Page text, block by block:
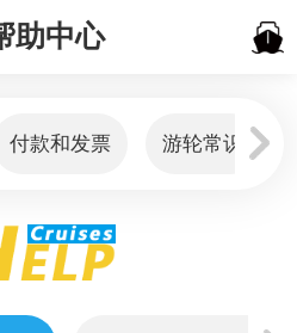
助中心
付款和发票 游轮常识